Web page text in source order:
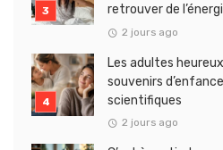
retrouver de
2 jours ago
Les adultes
souvenirs
scientifiques
2 jours ago